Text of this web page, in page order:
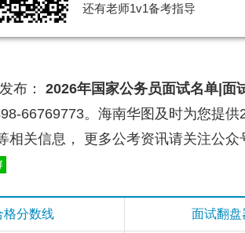
还有老师1v1备考指导
布： 2026年国家公务员面试名单|面
66769773。海南华图及时为您提供
相关信息， 更多公考资讯请关注公众
格分数线 面试翻盘